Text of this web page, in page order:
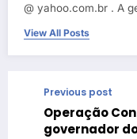
@ yahoo.com.br . A
View All Posts
Previous post
Operação
governador